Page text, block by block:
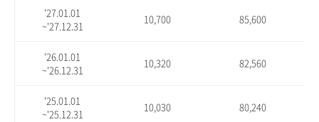
'27.01.01
~'27.12.31
10,700 85,600
'26.01.01
~'26.12.31
10,320 82,560
'25.01.01
~'25.12.31
10,030 80,240